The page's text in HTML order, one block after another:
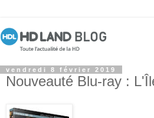
vendredi 8 février 2019
Nouveauté Blu-ray :